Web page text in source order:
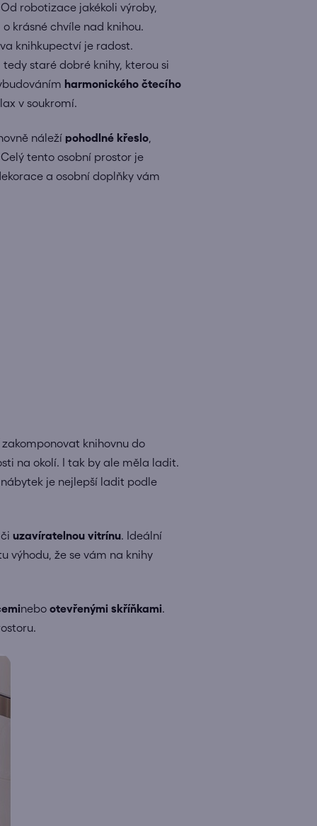
robotizace jakékoli výroby,
krásné chvíle nad knihou.
knihkupectví je radost.
staré dobré knihy, kterou si
harmonického čtecího
v soukromí.
náleží pohodlné křeslo
tento osobní prostor je
a osobní doplňky vám
knihovnu do
na okolí. I tak by ale měla ladit.
je nejlepší ladit podle
či uzavíratelnou vitrínu. Ideální
výhodu, že se vám na knihy
nebo otevřenými skříňkami.